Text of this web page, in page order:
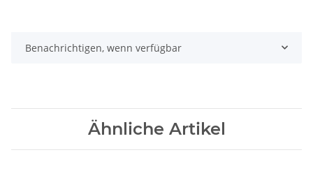
Benachrichtigen, wenn verfügbar
Ähnliche Artikel